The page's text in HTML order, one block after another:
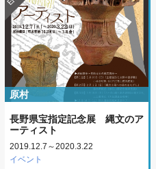
原村
長野県宝指定記念展 縄文のア
ーティスト
2019.12.7～2020.3.22
イベント